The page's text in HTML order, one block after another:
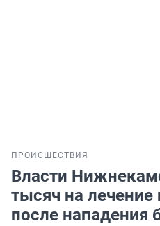
ПРОИСШЕСТВИЯ
Власти
тысяч на
после нападения